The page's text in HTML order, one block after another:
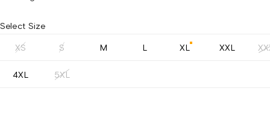
Select Size
XS S M L XL XXL
4XL 5XL